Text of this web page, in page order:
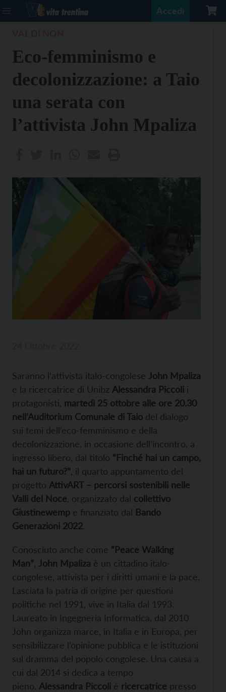
Accedi
Eco-femminismo e
decolonizzazione: a Taio
una serata con
l’attivista John Mpaliza
Saranno l’attivista italo-congolese John Mpaliza
e la ricercatrice di Unibz Alessandra Piccoli i
protagonisti, martedì 25 ottobre alle ore 20.30
nell’Auditorium Comunale di Taio del dialogo
sui temi dell’eco-femminismo e della
decolonizzazione, in occasione dell’incontro, a
ingresso libero, dal titolo “Finché hai un campo,
hai un futuro?” , il quarto appuntamento del
progetto AttivART – percorsi sostenibili nelle
Valli del Noce , organizzato dal collettivo
Giustinewemp e finanziato dal Bando
Generazioni 2022.
Conosciuto anche come “Peace Walking
Man” John Mpaliza è un cittadino italo-
congolese, attivista per i diritti umani e la pace.
Lasciata la patria di origine per questioni
politiche nel 1991, vive in Italia dal 1993.
Laureato in Ingegneria Informatica, dal 2010
John organizza marce, in Italia e in Europa, per
sensibilizzare l’opinione pubblica e le istituzioni
sul dramma del popolo congolese. Una causa a
cui dal 2014 si dedica a tempo
pieno. Alessandra Piccoli è ricercatrice presso